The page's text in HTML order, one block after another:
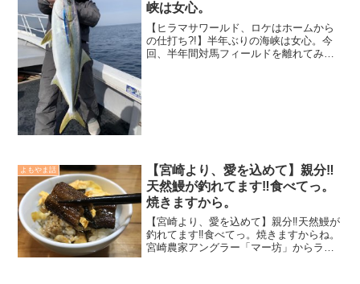
峡は女心。
【ヒラマサワールド、ロケはホームから
の仕打ち?!】半年ぶりの海峡は女心。今
回、半年間対馬フィールドを離れてみま
よもやま話
【宮崎より、愛を込めて】親分‼️
天然鰻が釣れてます‼️食べてっ。
焼きますから。
【宮崎より、愛を込めて】親分‼️天然鰻が
釣れてます‼️食べてっ。焼きますからね。
宮崎農家アングラー「マー坊」からライ